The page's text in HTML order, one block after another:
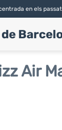
en els
Air